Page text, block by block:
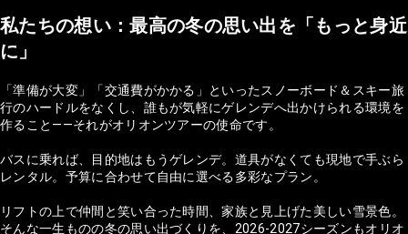
私たちの想い：最高の冬の思い出を「もっと身近
に」
「準備が大変」「交通費がかかる」といったスノーボード＆スキー旅
行のハードルをなくし、誰もが気軽にゲレンデへ出かけられる環境を
作ること——それがオリオンツアーの使命です。
バスに乗れば、目的地はもうゲレンデ。道具がなくても現地で手ぶら
レンタル。予算に合わせて自由に選べる多彩なプラン。
リフトの上で仲間と笑い合った時間、家族と見上げた美しい雪景色。
そんな一生ものの冬の思い出づくりを、2026-2027シーズンもオリオ